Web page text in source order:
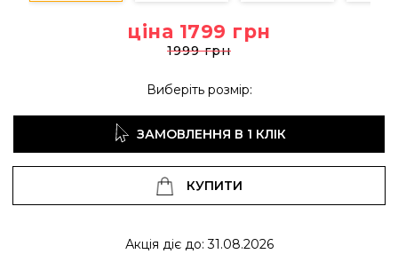
ціна 1799 грн
1999 грн
Виберіть розмір:
ЗАМОВЛЕННЯ В 1 КЛІК
КУПИТИ
Акція діє до: 31.08.2026